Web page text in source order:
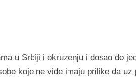
u Srbiji i okruzenju i dosao do
koje ne vide imaju prilike da